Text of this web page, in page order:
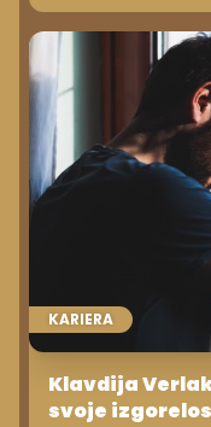
KARIERA
Klavdija
svoje